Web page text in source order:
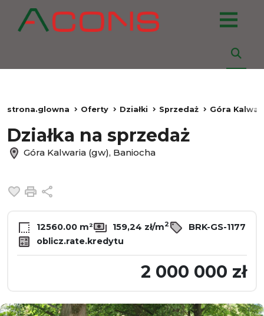
strona.glowna Oferty Działki Sprzedaż Góra
Działka na sprzedaż
Góra Kalwaria (gw), Baniocha
Dodaj do ulubionych
Drukuj
12560.00 m² 159,24 zł/m2
BRK-GS-1177
oblicz.rate.kredytu
2 000 000 zł